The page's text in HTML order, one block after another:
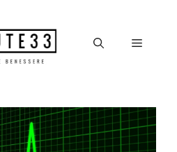
Menu